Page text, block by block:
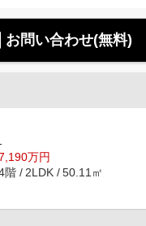
お問い合わせ(無料)
万円
階 2LDK 50.11㎡